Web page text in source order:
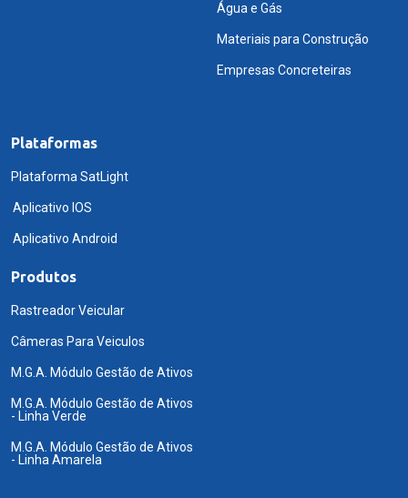
Água e Gás
Materiais para Construção
Empresas Concreteiras
Plataformas
Plataforma SatLight
Aplicativo IOS
Aplicativo Android
Produtos
Rastreador Veicular
Câmeras Para Veiculos
M.G.A. Módulo Gestão de Ativos
M.G.A. Módulo Gestão de Ativos
- Linha Verde
M.G.A. Módulo Gestão de Ativos
- Linha Amarela